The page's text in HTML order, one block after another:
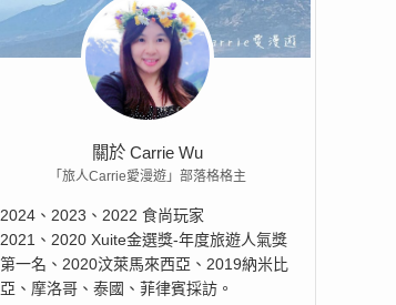
關於 Carrie Wu
「旅人Carrie愛漫遊」部落格格主
2024、2023、2022 食尚玩家
2021、2020 Xuite金選獎-年度旅遊人氣獎
第一名、2020汶萊馬來西亞、2019納米比
亞、摩洛哥、泰國、菲律賓採訪。